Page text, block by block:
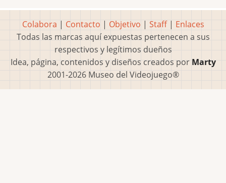
Colabora | Contacto | Objetivo | Staff| Enlaces
Todas las marcas aquí expuestas pertenecen a sus
respectivos y legítimos dueños
Idea, página, contenidos y diseños creados por Marty
2001-2026 Museo del Videojuego®